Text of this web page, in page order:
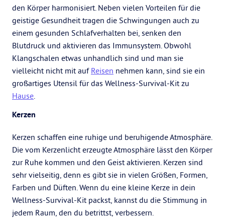
den Körper harmonisiert. Neben vielen Vorteilen für die
geistige Gesundheit tragen die Schwingungen auch zu
einem gesunden Schlafverhalten bei, senken den
Blutdruck und aktivieren das Immunsystem. Obwohl
Klangschalen etwas unhandlich sind und man sie
vielleicht nicht mit auf Reisen nehmen kann, sind sie ein
großartiges Utensil für das Wellness-Survival-Kit zu
Hause.
Kerzen
Kerzen schaffen eine ruhige und beruhigende Atmosphäre.
Die vom Kerzenlicht erzeugte Atmosphäre lässt den Körper
zur Ruhe kommen und den Geist aktivieren. Kerzen sind
sehr vielseitig, denn es gibt sie in vielen Größen, Formen,
Farben und Düften. Wenn du eine kleine Kerze in dein
Wellness-Survival-Kit packst, kannst du die Stimmung in
jedem Raum, den du betrittst, verbessern.